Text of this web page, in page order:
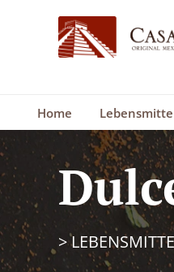
Home
>